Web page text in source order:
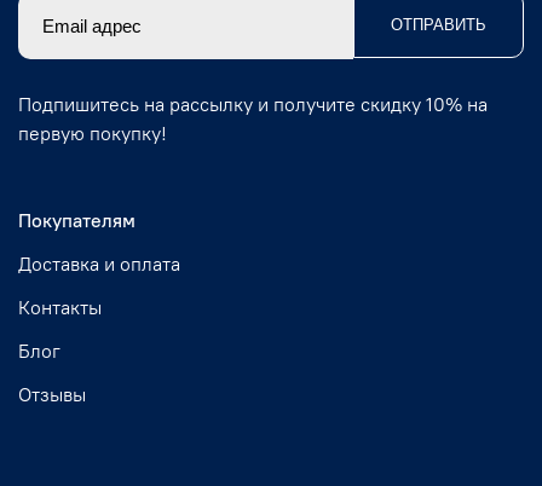
Покупателям
Доставка и оплата
Контакты
Блог
Отзывы
ОТПРАВИТЬ
Подпишитесь на рассылку и получите скидку 10% на
первую покупку!